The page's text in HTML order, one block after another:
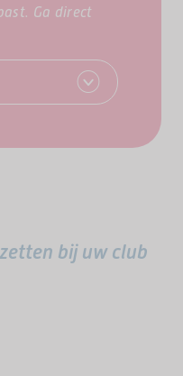
Ga direct
bij uw club